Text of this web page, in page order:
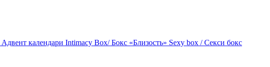
Адвент календари Intimacy Box/ Бокс «Близость» Sexy box / Секси бокс